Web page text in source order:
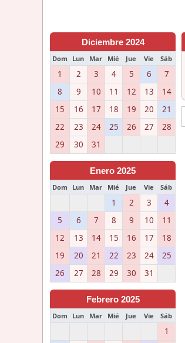
Diciembre 2024
Dom Lun Mar Mié Jue Vie Sáb
1 2 3 4 5 6
7
8
9 10 11 12 13
14
15
16 17 18 19 20
21
22
23 24 25 26 27
28
29
30 31
Enero 2025
Dom Lun Mar Mié Jue Vie Sáb
1 2 3
4
5
6 7 8 9 10
11
12
13 14 15 16 17
18
19
20 21 22 23 24
25
26
27 28 29 30 31
Febrero 2025
Dom Lun Mar Mié Jue Vie Sáb
1